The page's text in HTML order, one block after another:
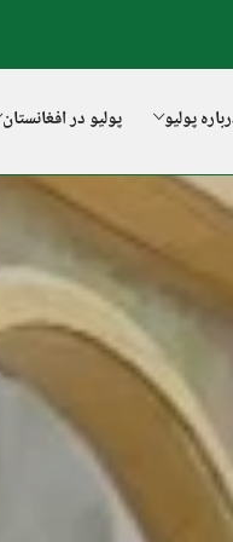
پولیو پولیو در افغانستان